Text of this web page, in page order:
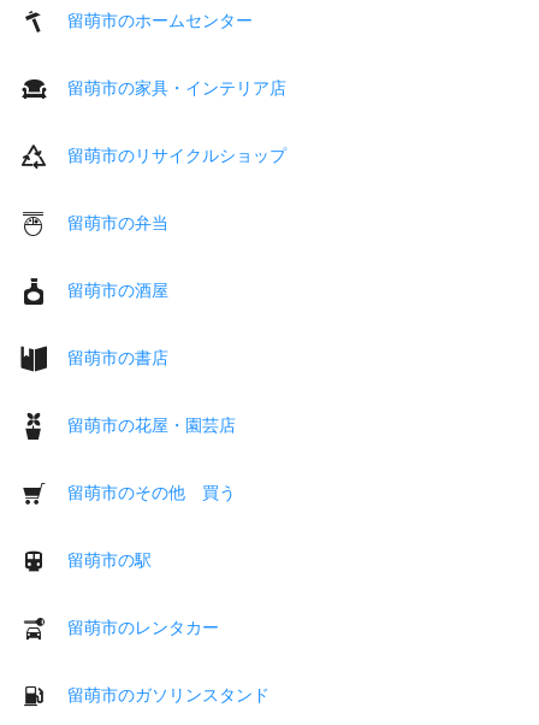
留萌市のホームセンター
留萌市の家具・インテリア店
留萌市のリサイクルショップ
留萌市の弁当
留萌市の酒屋
留萌市の書店
留萌市の花屋・園芸店
留萌市のその他 買う
留萌市の駅
留萌市のレンタカー
留萌市のガソリンスタンド